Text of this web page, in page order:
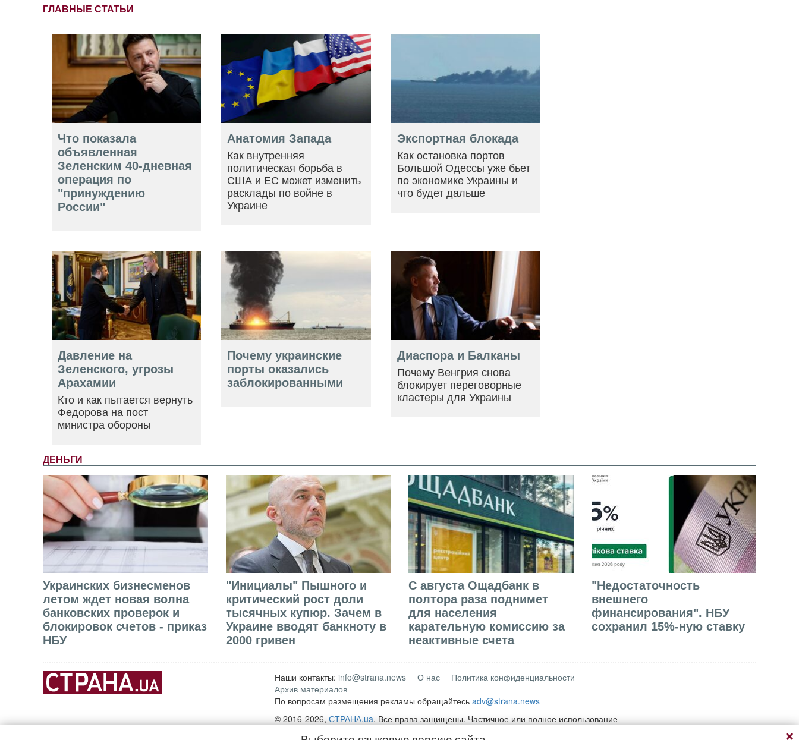
ГЛАВНЫЕ СТАТЬИ
Что показала
объявленная
Зеленским 40-дневная
операция по
"принуждению
России"
Анатомия Запада
Как внутренняя
политическая борьба в
США и ЕС может изменить
расклады по войне в
Украине
Экспортная блокада
Как остановка портов
Большой Одессы уже бьет
по экономике Украины и
что будет дальше
Давление на
Зеленского, угрозы
Арахамии
Кто и как пытается вернуть
Федорова на пост
министра обороны
Почему украинские
порты оказались
заблокированными
Диаспора и Балканы
Почему Венгрия снова
блокирует переговорные
кластеры для Украины
ДЕНЬГИ
Украинских бизнесменов
летом ждет новая волна
банковских проверок и
блокировок счетов - приказ
НБУ
"Инициалы" Пышного и
критический рост доли
тысячных купюр. Зачем в
Украине вводят банкноту в
2000 гривен
С августа Ощадбанк в
полтора раза поднимет
для населения
карательную комиссию за
неактивные счета
"Недостаточность
внешнего
финансирования". НБУ
сохранил 15%-ную ставку
Наши контакты: info@strana.news О нас
Политика конфиденциальности
Архив материалов
По вопросам размещения рекламы обращайтесь adv@strana.news
© 2016-2026, СТРАНА.ua. Все права защищены. Частичное или полное использование